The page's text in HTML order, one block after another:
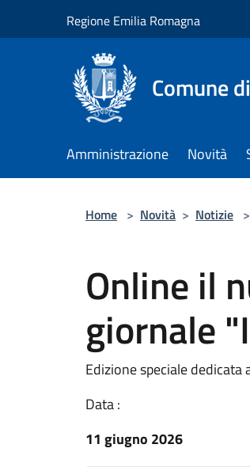
Regione Emilia Romagna
Comune
Amministrazione Novità
Home > Novità > Notizie >
Online il
giornale
Edizione speciale
Data :
11 giugno 2026